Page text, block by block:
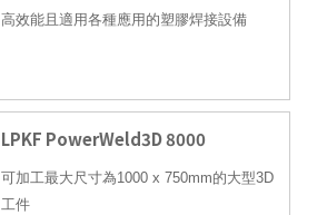
高效能且適用各種應用的塑膠焊接設備
LPKF PowerWeld3D 8000
可加工最大尺寸為1000 x 750mm的大型3D
工件